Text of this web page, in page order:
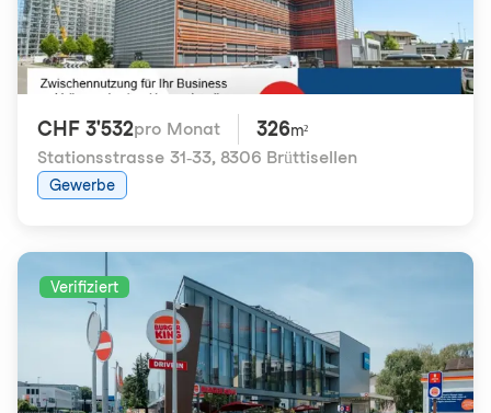
CHF 3'532pro Monat 326m²
Stationsstrasse 31-33, 8306 Brüttisellen
Gewerbe
Verifiziert